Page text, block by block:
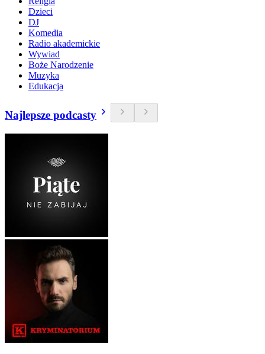
Dzieci
DJ
Komedia
Radio akademickie
Wywiad
Boże Narodzenie
Muzyka
Edukacja
Najlepsze podcasty